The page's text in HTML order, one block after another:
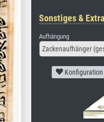
Sonstiges &
Aufhängung
Zackenaufhänger